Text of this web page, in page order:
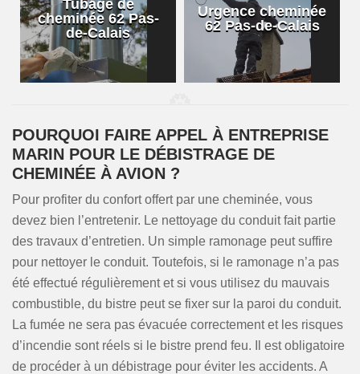
Tubage de
cheminée 62 Pas-
de-Calais
Urgence cheminée
62 Pas-de-Calais
POURQUOI FAIRE APPEL À ENTREPRISE
MARIN POUR LE DÉBISTRAGE DE
CHEMINÉE À AVION ?
Pour profiter du confort offert par une cheminée, vous
devez bien l’entretenir. Le nettoyage du conduit fait partie
des travaux d’entretien. Un simple ramonage peut suffire
pour nettoyer le conduit. Toutefois, si le ramonage n’a pas
été effectué régulièrement et si vous utilisez du mauvais
combustible, du bistre peut se fixer sur la paroi du conduit.
La fumée ne sera pas évacuée correctement et les risques
d’incendie sont réels si le bistre prend feu. Il est obligatoire
de procéder à un débistrage pour éviter les accidents. A